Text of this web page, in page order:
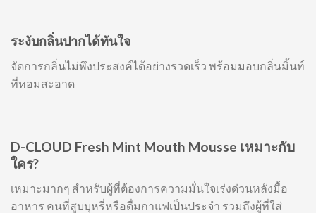
ระงับกลิ่นปากได้ทันใจ
จัดการกลิ่นไม่พึงประสงค์ได้อย่างรวดเร็ว พร้อมมอบกลิ่นมิ้นท์
ที่หอมสะอาด
D-CLOUD Fresh Mint Mouth Mousse เหมาะกับ
ใคร?
เหมาะมากๆ สำหรับผู้ที่ต้องการความมั่นใจเร่งด่วนหลังมื้อ
อาหาร คนที่สูบบุหรี่หรือดื่มกาแฟเป็นประจำ รวมถึงผู้ที่ใส่